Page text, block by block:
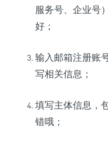
服务号、企业号
好；
输入邮箱注册账
写相关信息；
填写主体信息，
错哦；